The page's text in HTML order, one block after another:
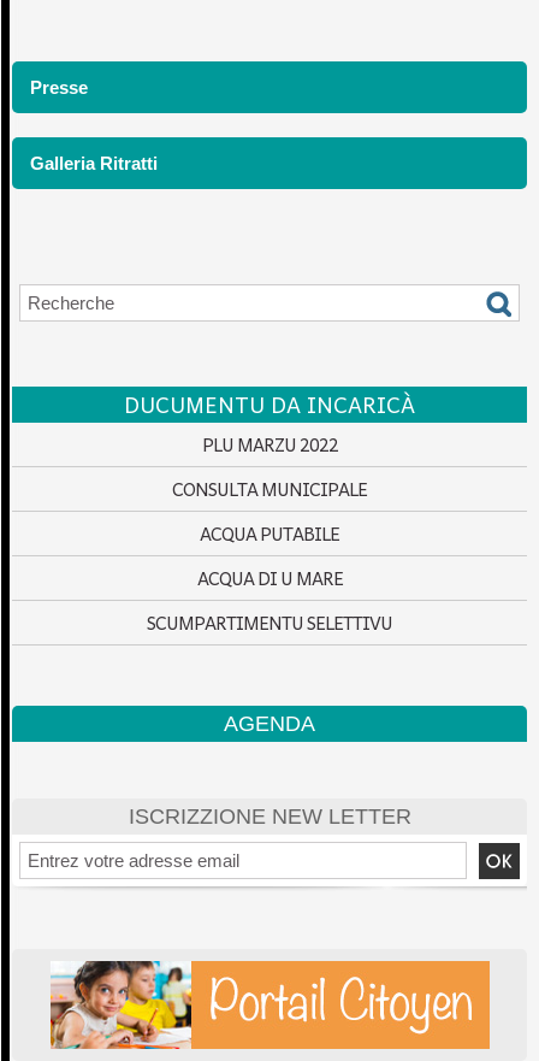
Presse
Galleria Ritratti
DUCUMENTU DA INCARICÀ
PLU MARZU 2022
CONSULTA MUNICIPALE
ACQUA PUTABILE
ACQUA DI U MARE
SCUMPARTIMENTU SELETTIVU
AGENDA
ISCRIZZIONE NEW LETTER